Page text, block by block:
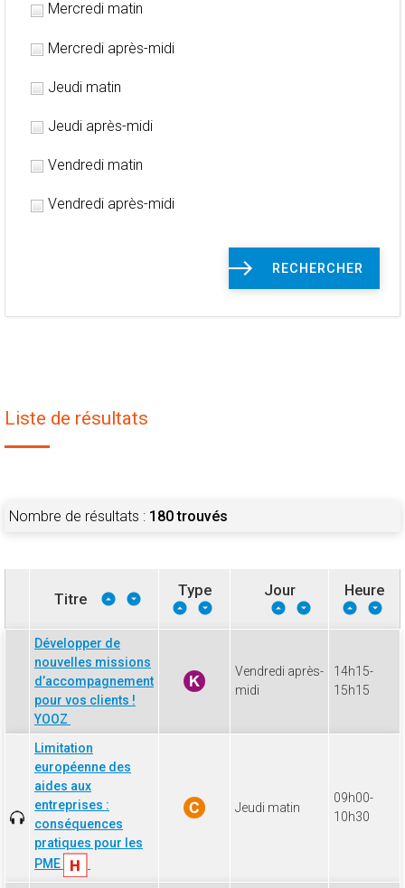
Mercredi matin
Mercredi après-midi
Jeudi matin
Jeudi après-midi
Vendredi matin
Vendredi après-midi
RECHERCHER
Liste de résultats
Nombre de résultats : 180 trouvés
Titre Type Jour Heure
Développer de
nouvelles missions
d’accompagnement
pour vos clients !
YOOZ
Vendredi après-
midi
14h15-
15h15
Limitation
européenne des
aides aux
entreprises :
conséquences
pratiques pour les
PME
Jeudi matin
09h00-
10h30